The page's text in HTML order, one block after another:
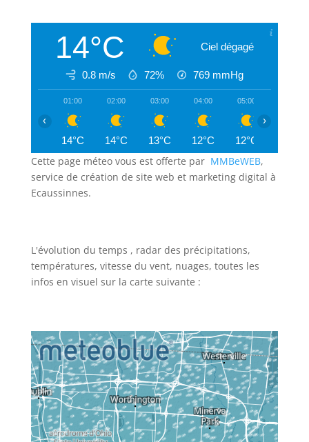
14°C Ciel dégagé
0.8 m/s 72% 769 mmHg
01:00
14°C
02:00
14°C
03:00
13°C
04:00
12°C
05:00
12°C
‹ ›
Cette page méteo vous est offerte par MMBeWEB,
service de création de site web et marketing digital à
Ecaussinnes.
L'évolution du temps , radar des précipitations,
températures, vitesse du vent, nuages, toutes les
infos en visuel sur la carte suivante :